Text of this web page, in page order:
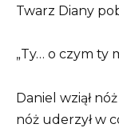
Twarz Diany
„Ty… o czym ty
Daniel wziął
nóż uderzył w